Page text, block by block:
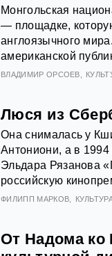
Монгольская
— площадке,
англоязычного
американской
ВЛАДИМИР ОРСОЕВ
Люся из
Она снималась у
Антониони, а в
Эльдара Рязанова
российскую
ФИЛИПП МАРКОВ
От Надома ко